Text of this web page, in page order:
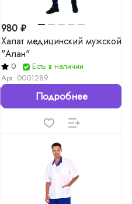
980 ₽
Халат медицинский мужской
"Алан"
0
Есть в наличии
Арт. 0001289
Подробнее